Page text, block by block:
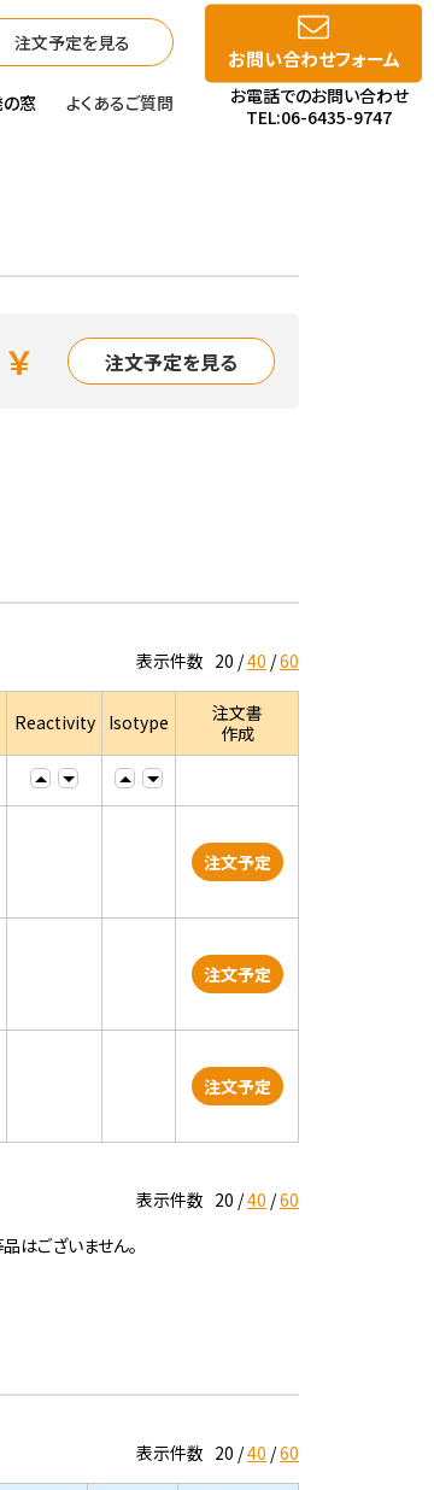
注文予定を見る
の窓 よくあるご質問
お問い合わせフォーム
お電話でのお問い合わせ
TEL:06-6435-9747
￥ 注文予定を見る
表示件数 20 40 60
Reactivity Isotype
注文書
作成
注文予定
注文予定
注文予定
表示件数 20 40 60
はございません。
表示件数 20 40 60